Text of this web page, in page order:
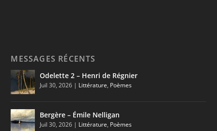
MESSAGES RÉCENTS
Odelette 2 – Henri de Régnier
Juil 30, 2026 | Littérature, Poèmes
Bergère – Émile Nelligan
Juil 30, 2026 | Littérature, Poèmes